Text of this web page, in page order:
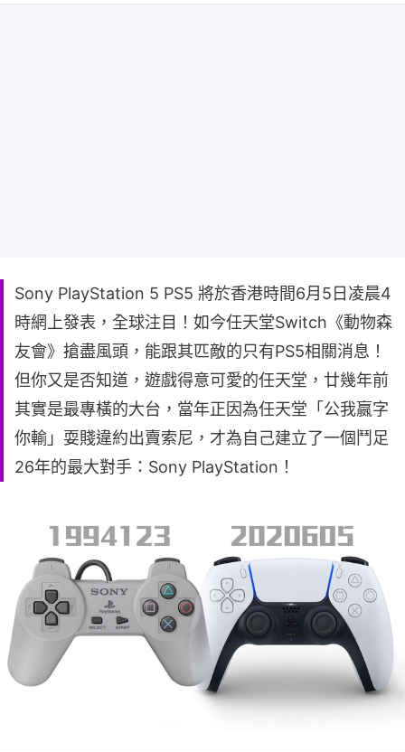
Sony PlayStation 5 PS5 將於香港時間6月5日凌晨4
時網上發表，全球注目！如今任天堂Switch《動物森
友會》搶盡風頭，能跟其匹敵的只有PS5相關消息！
但你又是否知道，遊戲得意可愛的任天堂，廿幾年前
其實是最專橫的大台，當年正因為任天堂「公我嬴字
你輸」耍賤違約出賣索尼，才為自己建立了一個鬥足
26年的最大對手：Sony PlayStation！